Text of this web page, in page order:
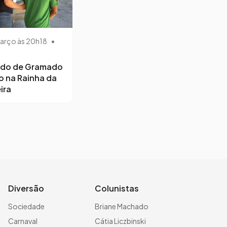
às 20h18 •
de Gramado
na Rainha da
Diversão
Sociedade
Carnaval
Colunistas
Briane Machado
Cátia Liczbinski